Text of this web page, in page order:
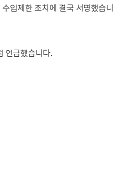
입제한 조치에 결국 서명했습니
언급했습니다.